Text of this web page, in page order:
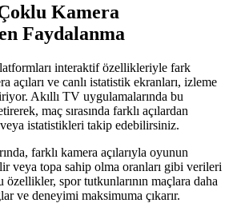
Kamera
Faydalanma
interaktif özellikleriyle fark
açıları ve canlı istatistik ekranları, izleme
Akıllı TV uygulamalarında bu
maç sırasında farklı açılardan
istatistikleri takip edebilirsiniz.
farklı kamera açılarıyla oyunun
veya topa sahip olma oranları gibi verileri
spor tutkunlarının maçlara daha
ve deneyimi maksimuma çıkarır.